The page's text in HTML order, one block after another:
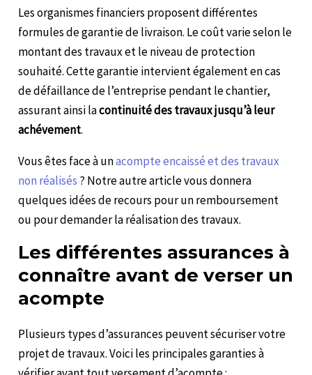
Les organismes financiers proposent différentes
formules de garantie de livraison. Le coût varie selon le
montant des travaux et le niveau de protection
souhaité. Cette garantie intervient également en cas
de défaillance de l’entreprise pendant le chantier,
assurant ainsi lacontinuité des travaux jusqu’à leur
achévement.
Vous êtes face à unacompte encaissé et des travaux
non réalisés ? Notre autre article vous donnera
quelques idées de recours pour un remboursement
ou pour demander la réalisation des travaux.
Les différentes assurances à
connaître avant de verser un
acompte
Plusieurs types d’assurances peuvent sécuriser votre
projet de travaux. Voici les principales garanties à